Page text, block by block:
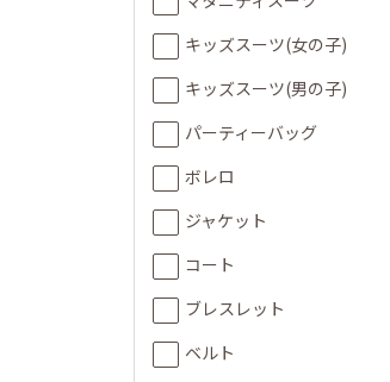
キッズスーツ(女の子)
キッズスーツ(男の子)
パーティーバッグ
ボレロ
ジャケット
コート
ブレスレット
ベルト